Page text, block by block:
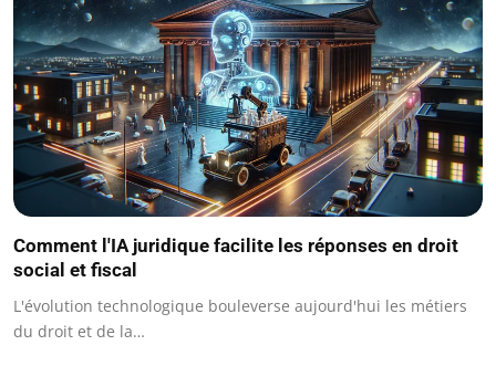
Comment l'IA juridique facilite les réponses en droit
social et fiscal
L'évolution technologique bouleverse aujourd'hui les métiers
du droit et de la…